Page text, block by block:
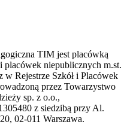
TIM jest placówką
placówek niepublicznych m.st.
w Rejestrze Szkół i Placówek
przez Towarzystwo
sp. z o.o.,
z siedzibą przy Al.
02-011 Warszawa.